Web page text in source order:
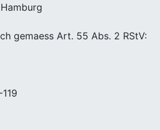
gemaess Art. 55 Abs. 2 RStV: